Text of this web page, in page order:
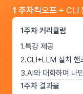
1 주차킥오프 + CLI
1주차 커리큘럼
1.특강 제공
2.CLI+LLM 설치 핸
3.AI와 대화하며 나
1주차 결과물